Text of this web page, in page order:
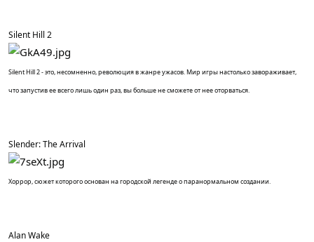
Silent Hill 2
Silent Hill 2 - это, несомненно, революция в жанре ужасов. Мир игры настолько завораживает,
что запустив ее всего лишь один раз, вы больше не сможете от нее оторваться.
Slender: The Arrival
Хоррор, сюжет которого основан на городской легенде о паранормальном создании.
Alan Wake